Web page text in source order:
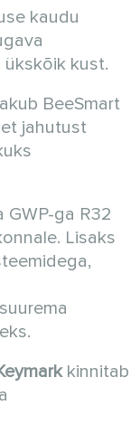
kaudu
kust.
BeeSmart
jahutust
ga R32
Lisaks
kinnitab